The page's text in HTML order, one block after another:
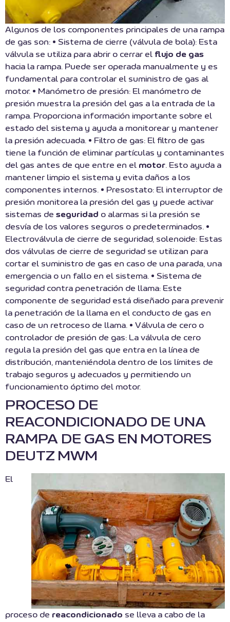
Algunos de los componentes principales de una rampa
de gas son: • Sistema de cierre (válvula de bola): Esta
válvula se utiliza para abrir o cerrar el flujo de gas
hacia la rampa. Puede ser operada manualmente y es
fundamental para controlar el suministro de gas al
motor. • Manómetro de presión: El manómetro de
presión muestra la presión del gas a la entrada de la
rampa. Proporciona información importante sobre el
estado del sistema y ayuda a monitorear y mantener
la presión adecuada. • Filtro de gas: El filtro de gas
tiene la función de eliminar partículas y contaminantes
del gas antes de que entre en el motor. Esto ayuda a
mantener limpio el sistema y evita daños a los
componentes internos. • Presostato: El interruptor de
presión monitorea la presión del gas y puede activar
sistemas de seguridad o alarmas si la presión se
desvía de los valores seguros o predeterminados. •
Electroválvula de cierre de seguridad, solenoide: Estas
dos válvulas de cierre de seguridad se utilizan para
cortar el suministro de gas en caso de una parada, una
emergencia o un fallo en el sistema. • Sistema de
seguridad contra penetración de llama: Este
componente de seguridad está diseñado para prevenir
la penetración de la llama en el conducto de gas en
caso de un retroceso de llama. • Válvula de cero o
controlador de presión de gas: La válvula de cero
regula la presión del gas que entra en la línea de
distribución, manteniéndola dentro de los límites de
trabajo seguros y adecuados y permitiendo un
funcionamiento óptimo del motor.
PROCESO DE
REACONDICIONADO DE UNA
RAMPA DE GAS EN MOTORES
DEUTZ MWM
El
proceso de reacondicionado se lleva a cabo de la